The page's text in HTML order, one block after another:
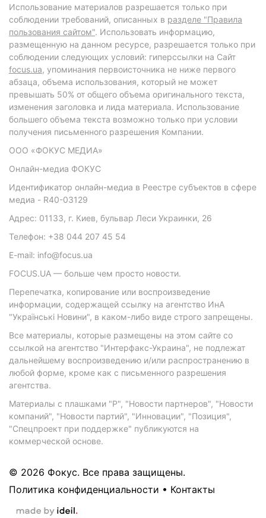
Использование материалов разрешается только при
соблюдении требований, описанных в разделе "Правила
пользования сайтом". Использовать информацию,
размещенную на данном ресурсе, разрешается только при
соблюдении следующих условий: гиперссылки на Сайт
focus.ua, упоминания первоисточника не ниже первого
абзаца, объема использования, который не может
превышать 50% от общего объема оригинального текста,
изменения заголовка и лида материала. Использование
большего объема текста возможно только при условии
получения письменного разрешения Компании.
ООО «ФОКУС МЕДИА»
Онлайн-медиа ФОКУС
Идентификатор онлайн-медиа в Реестре субъектов в сфере
медиа - R40-03129
Адрес: 01133, г. Киев, бульвар Леси Украинки, 26
Телефон: +38 044 207 45 54
E-mail: info@focus.ua
FOCUS.UA — больше чем просто новости.
Перепечатка, копирование или воспроизведение
информации, содержащей ссылку на агентство ИнА
"Українські Новини", в каком-либо виде строго запрещены.
Все материалы, которые размещены на этом сайте со
ссылкой на агентство "Интерфакс-Украина", не подлежат
дальнейшему воспроизведению и/или распространению в
любой форме, кроме как с письменного разрешения
агентства.
Материалы с плашками "Р", "Новости партнеров", "Новости
компаний", "Новости партий", "Инновации", "Позиция",
"Спецпроект при поддержке" публикуются на
коммерческой основе.
© 2026 Фокус. Все права защищены.
Политика конфиденциальности • Контакты